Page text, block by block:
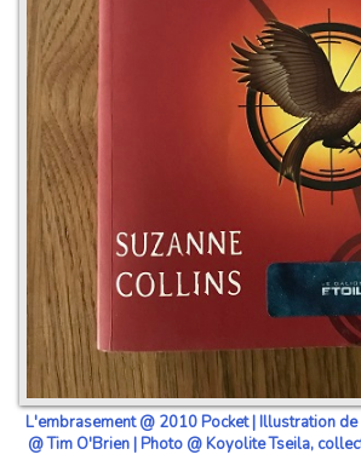
L'embrasement @ 2010 Pocket | Illustration
@ Tim O'Brien | Photo @ Koyolite Tseila,